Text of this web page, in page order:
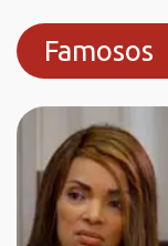
Famosos